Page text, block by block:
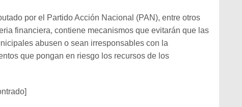
por el Partido Acción Nacional (PAN), entre otros
financiera, contiene mecanismos que evitarán que las
abusen o sean irresponsables con la
que pongan en riesgo los recursos de los